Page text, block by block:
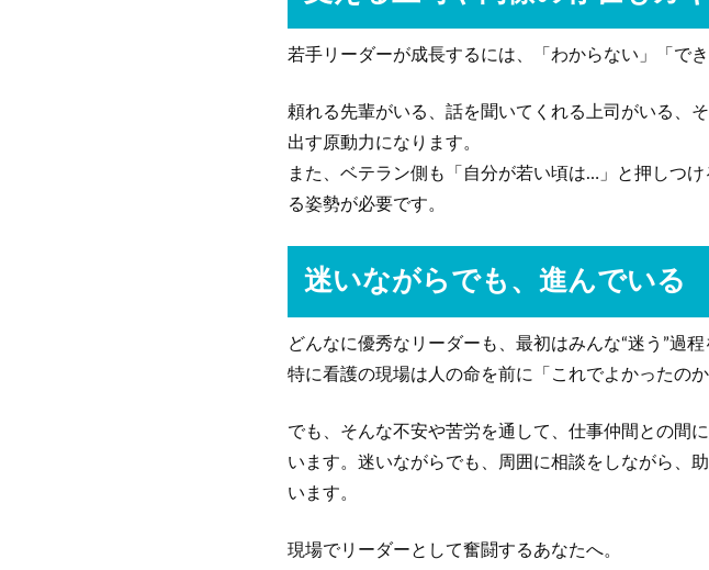
若手リーダーが成長するには、「わからない」「で
頼れる先輩がいる、話を聞いてくれる上司がいる、
出す原動力になります。
また、ベテラン側も「自分が若い頃は…」と押しつ
る姿勢が必要です。
迷いながらでも、進んでいる
どんなに優秀なリーダーも、最初はみんな“迷う”過
特に看護の現場は人の命を前に「これでよかったの
でも、そんな不安や苦労を通して、仕事仲間との間
います。迷いながらでも、周囲に相談をしながら、
います。
現場でリーダーとして奮闘するあなたへ。